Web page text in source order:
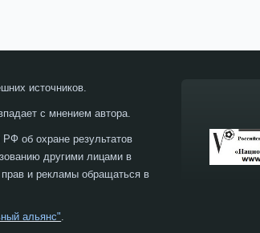
источников.
с мнением автора.
об охране результатов
другими лицами в
и рекламы обращаться в
альянс".